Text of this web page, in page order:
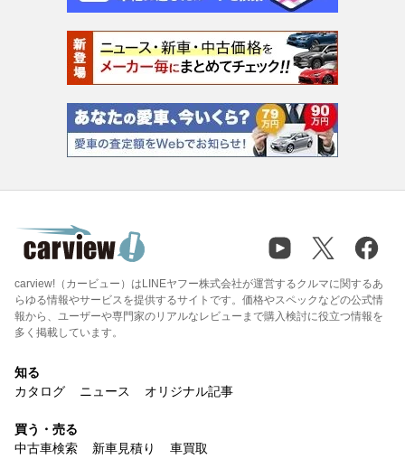
carview!（カービュー）はLINEヤフー株式会社が運営するクルマに関するあ
らゆる情報やサービスを提供するサイトです。価格やスペックなどの公式情
報から、ユーザーや専門家のリアルなレビューまで購入検討に役立つ情報を
多く掲載しています。
知る
カタログ
ニュース オリジナル記事
買う・売る
中古車検索
新車見積り 車買取